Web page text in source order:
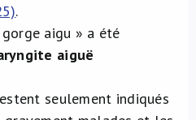
.
aigu » a été
aiguë
seulement indiqués